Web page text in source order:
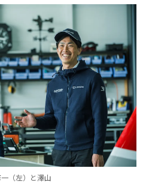
（左）と澤山